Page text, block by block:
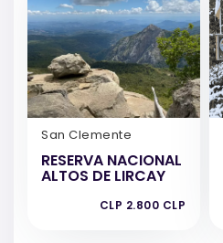
San Clemente
RESERVA NACIONAL
ALTOS DE LIRCAY
CLP 2.800 CLP